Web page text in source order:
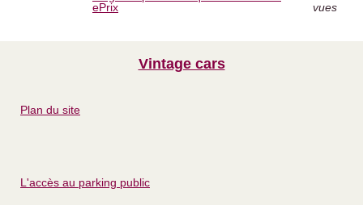
ePrix
vues
Vintage cars
Plan du site
L'accès au parking public